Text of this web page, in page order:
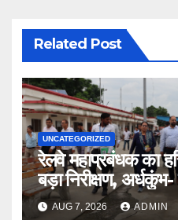
Related Post
UNCATEGORIZED
रेलवे महाप्रबंधक का
बड़ा निरीक्षण, अर्धकुंभ-
जायजा
AUG 7, 2026 ADMIN